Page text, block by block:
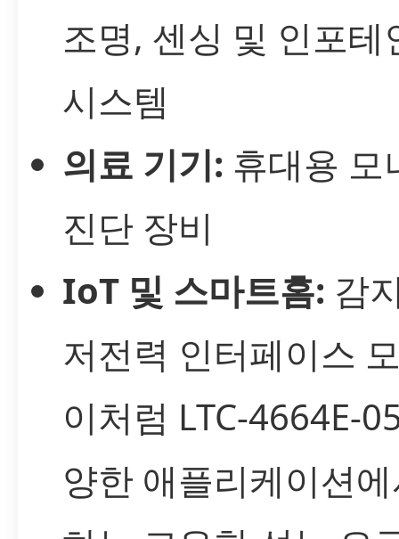
조명, 센싱 및 인포테
시스템
의료 기기: 휴대용 모
진단 장비
IoT 및 스마트홈: 감
저전력 인터페이스
이처럼 LTC-4664E-
양한 애플리케이션